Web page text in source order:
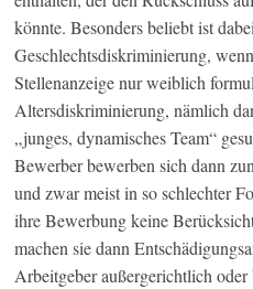
könnte. Besonders beliebt ist
Geschlechtsdiskriminierung,
Stellenanzeige nur weiblich
Altersdiskriminierung, nämlich
„junges, dynamisches Team“
Bewerber bewerben sich dann
und zwar meist in so schlechter
ihre Bewerbung keine
machen sie dann
Arbeitgeber außergerichtlich